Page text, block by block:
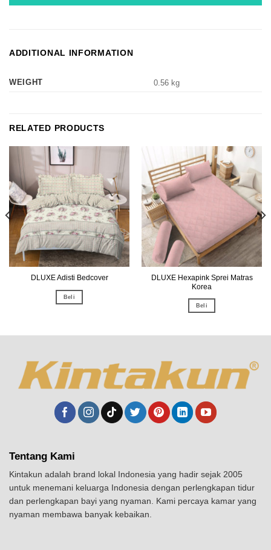
ADDITIONAL INFORMATION
WEIGHT 0.56 kg
RELATED PRODUCTS
DLUXE Adisti Bedcover
Beli
DLUXE Hexapink Sprei Matras
Korea
Beli
Tentang Kami
Kintakun adalah brand lokal Indonesia yang hadir sejak 2005
untuk menemani keluarga Indonesia dengan perlengkapan tidur
dan perlengkapan bayi yang nyaman. Kami percaya kamar yang
nyaman membawa banyak kebaikan.